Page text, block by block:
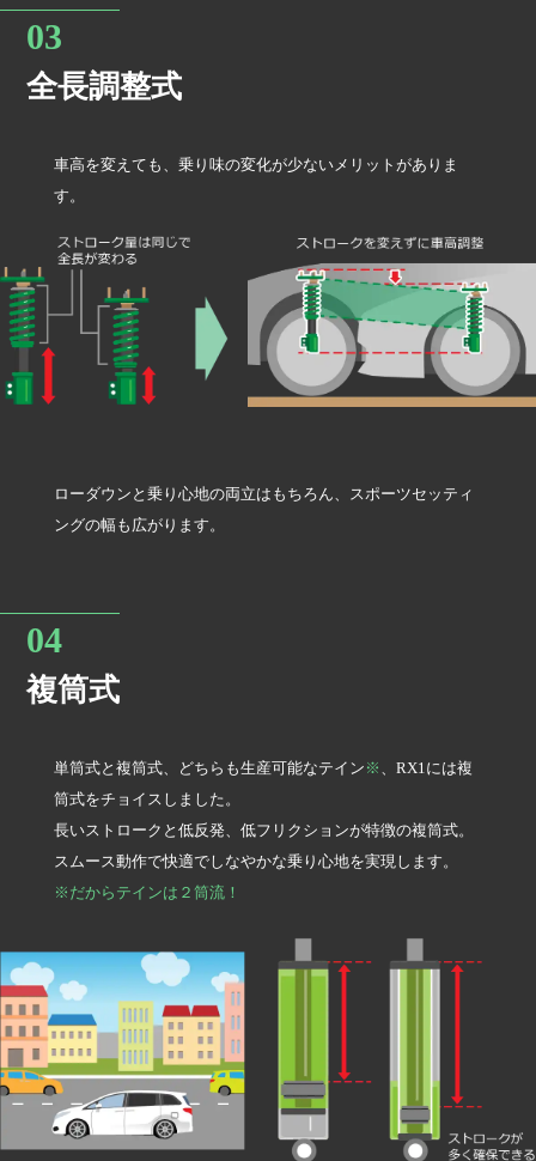
全長調整式
車高を変えても、乗り味の変化が少ないメリットがありま
す。
ローダウンと乗り心地の両立はもちろん、スポーツセッティ
ングの幅も広がります。
複筒式
単筒式と複筒式、どちらも生産可能なテイン ※ 、RX1には複
筒式をチョイスしました。
長いストロークと低反発、低フリクションが特徴の複筒式。
スムース動作で快適でしなやかな乗り心地を実現します。
※だからテインは２筒流！